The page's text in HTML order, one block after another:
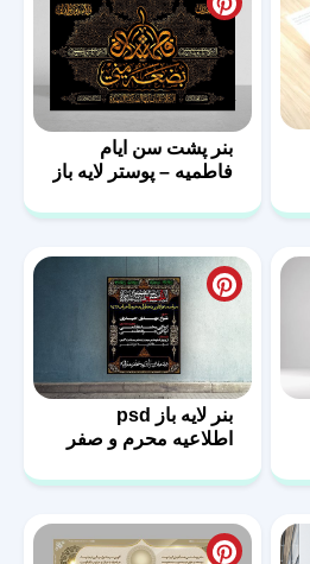
بنر پشت سن ایام
فاطمیه – پوستر لایه باز
بنر لایه باز psd
اطلاعیه محرم و صفر